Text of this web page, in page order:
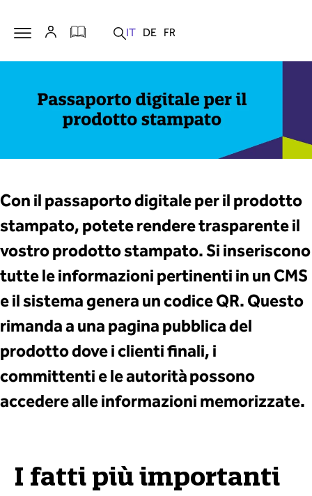
Con il passaporto digitale per il prodotto
stampato, potete rendere trasparente il
vostro prodotto stampato. Si inseriscono
tutte le informazioni pertinenti in un CMS
e il sistema genera un codice QR. Questo
rimanda a una pagina pubblica del
prodotto dove i clienti finali, i
committenti e le autorità possono
accedere alle informazioni memorizzate.
I fatti più importanti